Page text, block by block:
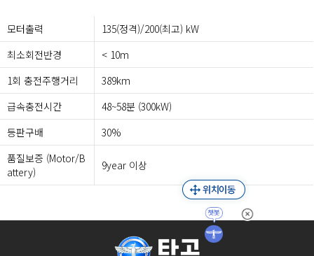
모터출력
135(정격)/200(최고) kW
최소회전반경
< 10m
1회 충전주행거리
389km
급속충전시간
48~58분 (300kW)
등판구배
30%
품질보증 (Motor/B
attery)
9year 이상